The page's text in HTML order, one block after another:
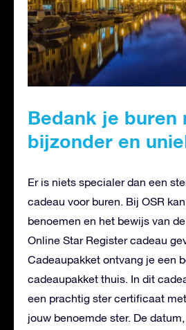
Bedank je buren
bijzonder en
Er is niets specialer dan een
cadeau voor buren. Bij OSR
benoemen en het bewijs van
Online Star Register cadeau
Cadeaupakket ontvang je een
cadeaupakket thuis. In dit
een prachtig ster certificaat
jouw benoemde ster. De